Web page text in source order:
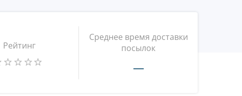
Рейтинг
Среднее время доставки
посылок
—